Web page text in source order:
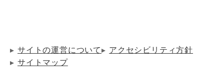
サイトの運営について
アクセシビリティ方針
サイトマップ